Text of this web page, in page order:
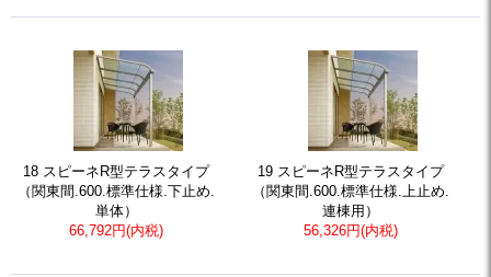
18 スピーネR型テラスタイプ
（関東間.600.標準仕様.下止め.
単体）
66,792円(内税)
19 スピーネR型テラスタイプ
（関東間.600.標準仕様.上止め.
連棟用）
56,326円(内税)